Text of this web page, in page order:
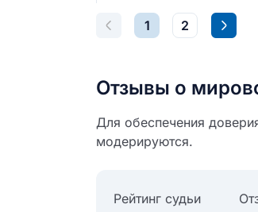
1 2
Отзывы о
Для обеспечения
модерируются.
Рейтинг судьи